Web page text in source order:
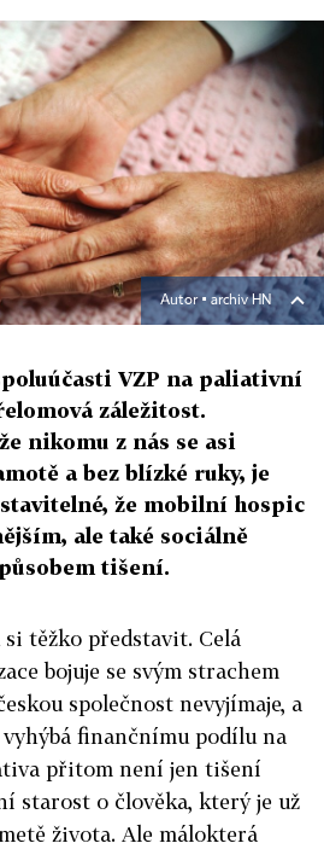
Autor ▪ archiv HN
VZP na paliativní
záležitost.
nikomu z nás se asi
a bez blízké ruky, je
že mobilní hospic
ale také sociálně
tišení.
těžko představit. Celá
bojuje se svým strachem
společnost nevyjímaje, a
finančnímu podílu na
přitom není jen tišení
starost o člověka, který je už
života. Ale málokterá